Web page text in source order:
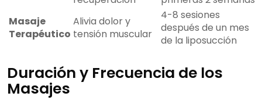
Masaje
Terapéutico
Alivia dolor y
tensión muscular
4-8 sesiones
después de un mes
de la liposucción
Duración y Frecuencia de los
Masajes